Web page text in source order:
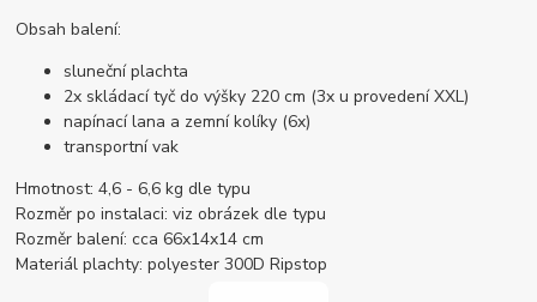
Obsah balení:
sluneční plachta
2x skládací tyč do výšky 220 cm (3x u provedení XXL)
napínací lana a zemní kolíky (6x)
transportní vak
Hmotnost: 4,6 - 6,6 kg dle typu
Rozměr po instalaci: viz obrázek dle typu
Rozměr balení: cca 66x14x14 cm
Materiál plachty: polyester 300D Ripstop